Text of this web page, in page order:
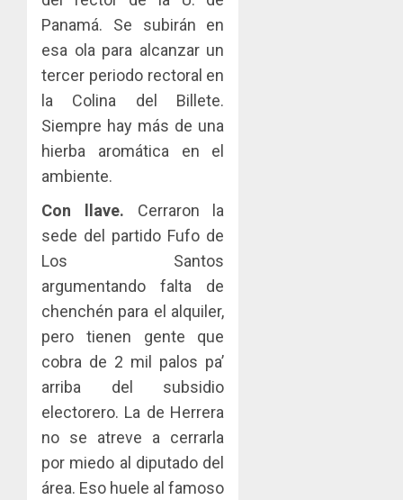
Panamá. Se subirán en
esa ola para alcanzar un
tercer periodo rectoral en
la Colina del Billete.
Siempre hay más de una
hierba aromática en el
ambiente.
Con llave. Cerraron la
sede del partido Fufo de
Los Santos
argumentando falta de
chenchén para el alquiler,
pero tienen gente que
cobra de 2 mil palos pa’
arriba del subsidio
electorero. La de Herrera
no se atreve a cerrarla
por miedo al diputado del
área. Eso huele al famoso